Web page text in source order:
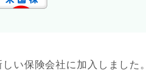
い保険会社に加入しました。